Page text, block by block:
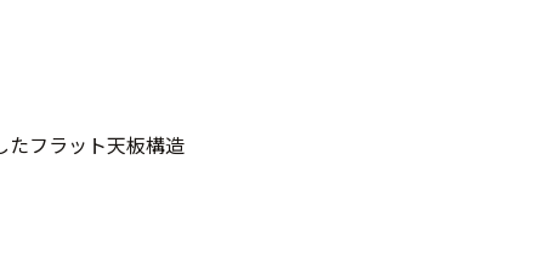
たフラット天板構造